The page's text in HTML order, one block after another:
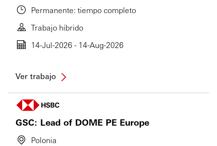
Permanente: tiempo completo
Trabajo híbrido
14-Jul-2026 - 14-Aug-2026
Ver trabajo
GSC: Lead of DOME PE Europe
Polonia